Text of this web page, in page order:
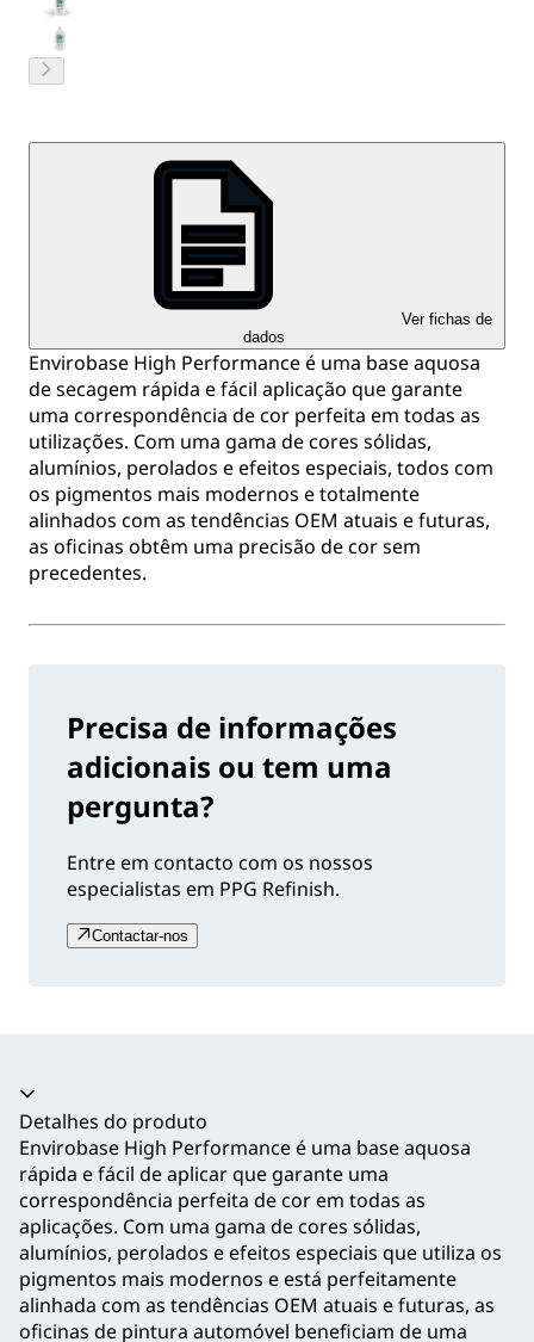
Ver fichas de
dados
Envirobase High Performance é uma base aquosa
de secagem rápida e fácil aplicação que garante
uma correspondência de cor perfeita em todas as
utilizações. Com uma gama de cores sólidas,
alumínios, perolados e efeitos especiais, todos com
os pigmentos mais modernos e totalmente
alinhados com as tendências OEM atuais e futuras,
as oficinas obtêm uma precisão de cor sem
precedentes.
Precisa de informações
adicionais ou tem uma
pergunta?
Entre em contacto com os nossos
especialistas em PPG Refinish.
Contactar-nos
Acordeão recolhido
Detalhes do produto
Envirobase High Performance é uma base aquosa
rápida e fácil de aplicar que garante uma
correspondência perfeita de cor em todas as
aplicações. Com uma gama de cores sólidas,
alumínios, perolados e efeitos especiais que utiliza os
pigmentos mais modernos e está perfeitamente
alinhada com as tendências OEM atuais e futuras, as
oficinas de pintura automóvel beneficiam de uma